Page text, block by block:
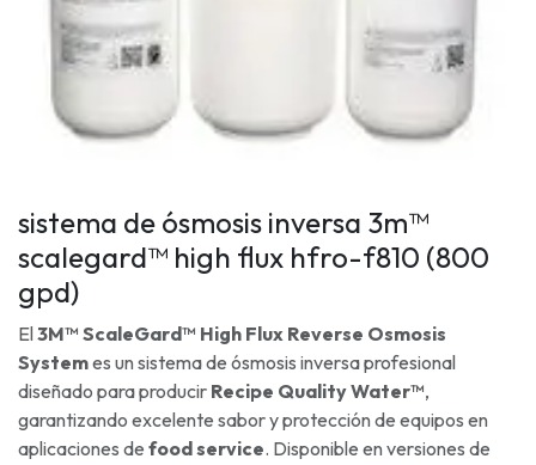
sistema de ósmosis inversa 3m™
scalegard™ high flux hfro-f810 (800
gpd)
El3M™ ScaleGard™ High Flux Reverse Osmosis
Systemes un sistema de ósmosis inversa profesional
diseñado para producir Recipe Quality Water™,
garantizando excelente sabor y protección de equipos en
aplicaciones de food service. Disponible en versiones de